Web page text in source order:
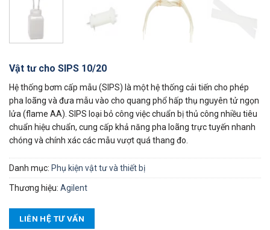
Vật tư cho SIPS 10/20
Hệ thống bơm cấp mẫu (SIPS) là một hệ thống cải tiến cho phép
pha loãng và đưa mẫu vào cho quang phổ hấp thụ nguyên tử ngọn
lửa (flame AA). SIPS loại bỏ công việc chuẩn bị thủ công nhiều tiêu
chuẩn hiệu chuẩn, cung cấp khả năng pha loãng trực tuyến nhanh
chóng và chính xác các mẫu vượt quá thang đo.
Danh mục: Phụ kiện vật tư và thiết bị
Thương hiệu: Agilent
LIÊN HỆ TƯ VẤN